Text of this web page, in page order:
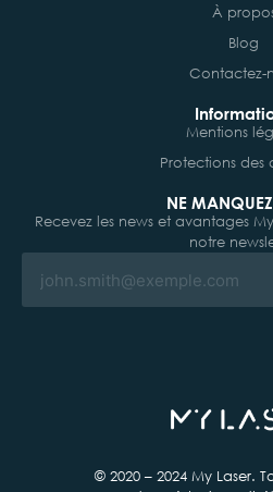
À
Blog
Contactez-
Mentions
Protections des
NE
Recevez les news et avantages
notre
© 2020 – 2024 My Laser.